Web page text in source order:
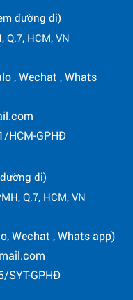
đường đi)
Q.7, HCM, VN
, Wechat , Whats
HCM-GPHĐ
đi)
Q.7, HCM, VN
Wechat , Whats app)
SYT-GPHĐ